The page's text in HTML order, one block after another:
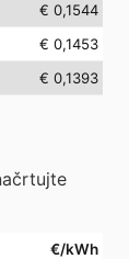
€ 0,1544
€ 0,1453
€ 0,1393
€/kWh